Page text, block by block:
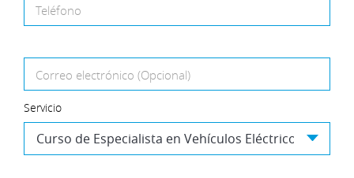
Teléfono
Correo electrónico (Opcional)
Servicio